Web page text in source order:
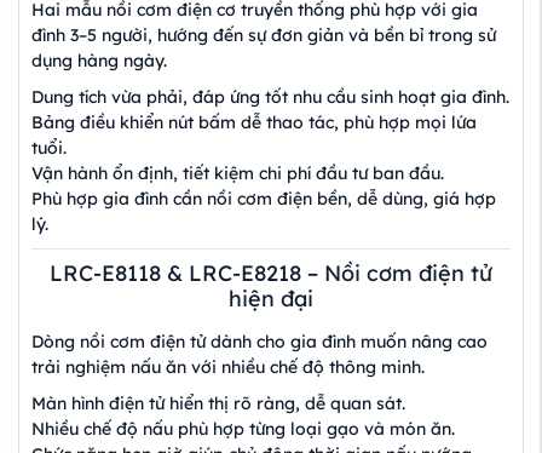
Hai mẫu nồi cơm điện cơ truyền thống phù hợp với gia
đình 3–5 người, hướng đến sự đơn giản và bền bỉ trong sử
dụng hàng ngày.
Dung tích vừa phải, đáp ứng tốt nhu cầu sinh hoạt gia đình.
Bảng điều khiển nút bấm dễ thao tác, phù hợp mọi lứa
tuổi.
Vận hành ổn định, tiết kiệm chi phí đầu tư ban đầu.
Phù hợp gia đình cần nồi cơm điện bền, dễ dùng, giá hợp
lý.
LRC-E8118 & LRC-E8218 – Nồi cơm điện tử
hiện đại
Dòng nồi cơm điện tử dành cho gia đình muốn nâng cao
trải nghiệm nấu ăn với nhiều chế độ thông minh.
Màn hình điện tử hiển thị rõ ràng, dễ quan sát.
Nhiều chế độ nấu phù hợp từng loại gạo và món ăn.